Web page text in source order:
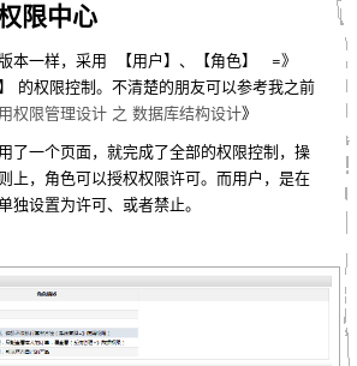
限中心
本一样，采用 【用户】、【角色】 =》
的权限控制。不清楚的朋友可以参考我之前
权限管理设计 之 数据库结构设计》
了一个页面，就完成了全部的权限控制，操
上，角色可以授权权限许可。而用户，是在
独设置为许可、或者禁止。